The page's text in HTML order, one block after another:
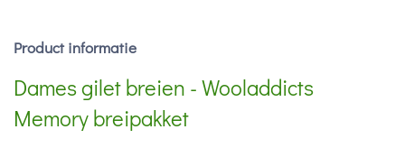
Product informatie
Dames gilet breien - Wooladdicts
Memory breipakket